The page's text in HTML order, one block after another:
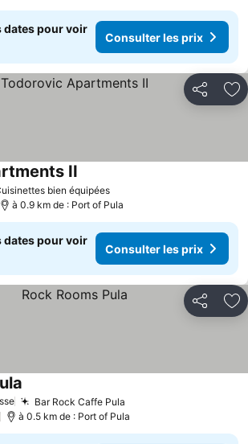
dates pour voir
Consulter les prix
Partager
bien équipées
II
à 0.9 km de : Port of Pula
dates pour voir
Consulter les prix
Partager
Bar Rock Caffe Pula
à 0.5 km de : Port of Pula